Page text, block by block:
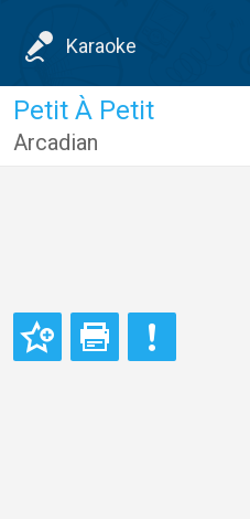
Karaoke
Petit À Petit
Arcadian